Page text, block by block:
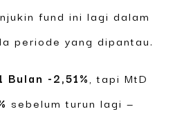
fund ini lagi dalam
periode yang dipantau.
Bulan -2,51% , tapi MtD
sebelum turun lagi —